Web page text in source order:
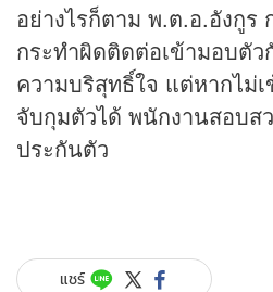
อย่างไรก็ตาม พ.ต.อ.อังกูร
กระทำผิดติดต่อเข้ามอบตัว
ความบริสุทธิ์ใจ แต่หากไม่
จับกุมตัวได้ พนักงานสอบส
ประกันตัว
แชร์